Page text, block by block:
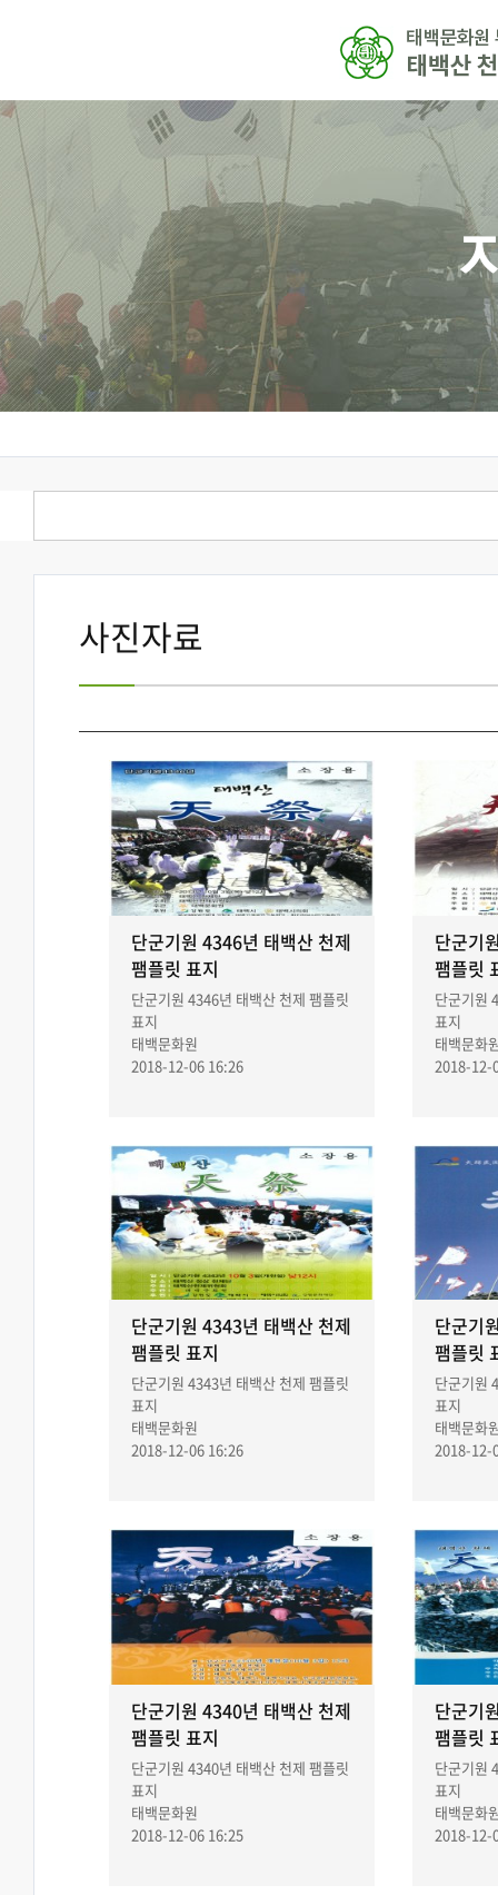
사진자료
단군기원 4346년 태백산 천제
팸플릿 표지
단군기원 4346년 태백산 천제 팸플릿
표지
태백문화원
2018-12-06 16:26
단군기
팸플릿
단군기원
표지
태백문화
2018-12-
단군기원 4343년 태백산 천제
팸플릿 표지
단군기원 4343년 태백산 천제 팸플릿
표지
태백문화원
2018-12-06 16:26
단군기
팸플릿
단군기원
표지
태백문화
2018-12-
단군기원 4340년 태백산 천제
팸플릿 표지
단군기원 4340년 태백산 천제 팸플릿
표지
태백문화원
2018-12-06 16:25
단군기
팸플릿
단군기원
표지
태백문화
2018-12-